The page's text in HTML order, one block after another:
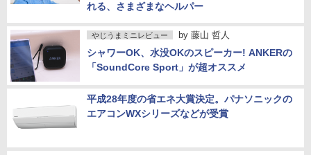
れる、さまざまなヘルパー
やじうまミニレビュー by 藤山 哲人
シャワーOK、水没OKのスピーカー! ANKERの
「SoundCore Sport」が超オススメ
平成28年度の省エネ大賞決定。パナソニックの
エアコンWXシリーズなどが受賞